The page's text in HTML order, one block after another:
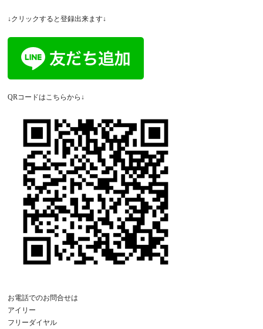
↓クリックすると登録出来ます↓
QRコードはこちらから↓
お電話でのお問合せは
アイリー
フリーダイヤル